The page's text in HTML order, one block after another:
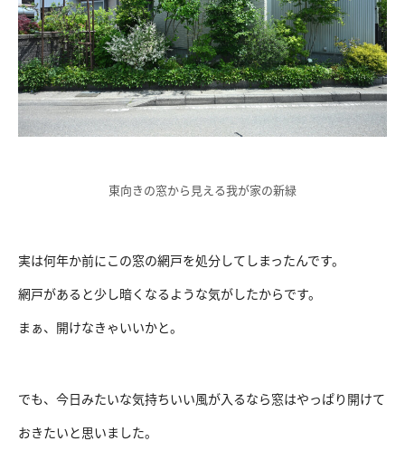
東向きの窓から見える我が家の新緑
実は何年か前にこの窓の網戸を処分してしまったんです。
網戸があると少し暗くなるような気がしたからです。
まぁ、開けなきゃいいかと。
でも、今日みたいな気持ちいい風が入るなら窓はやっぱり開けて
おきたいと思いました。